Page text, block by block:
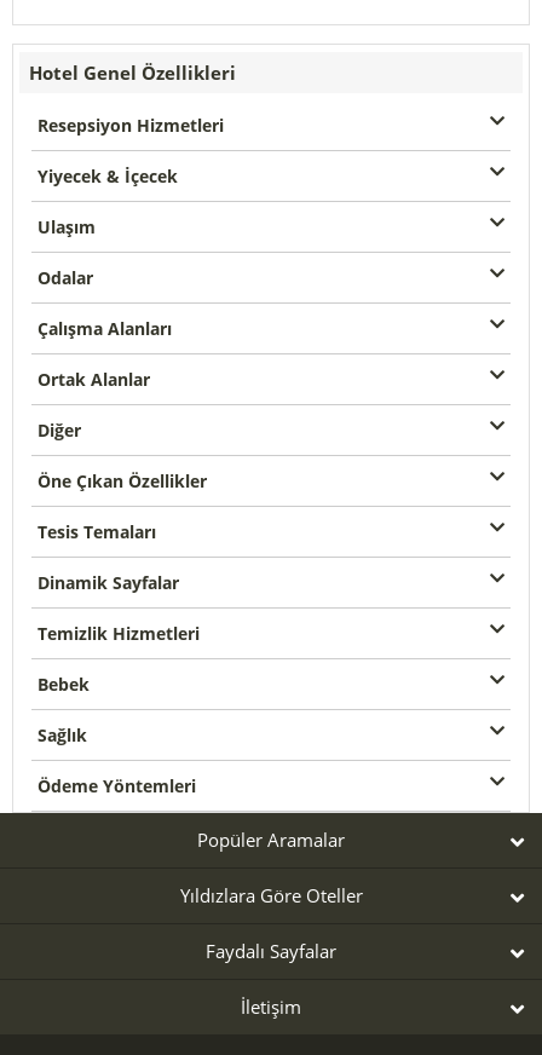
Hotel Genel Özellikleri
Resepsiyon Hizmetleri
Yiyecek & İçecek
Ulaşım
Odalar
Çalışma Alanları
Ortak Alanlar
Diğer
Öne Çıkan Özellikler
Tesis Temaları
Dinamik Sayfalar
Temizlik Hizmetleri
Bebek
Sağlık
Ödeme Yöntemleri
Popüler Aramalar
Yıldızlara Göre Oteller
Faydalı Sayfalar
İletişim